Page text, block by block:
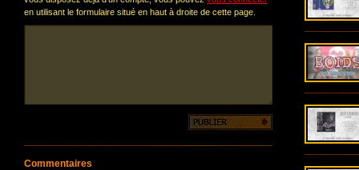
en utilisant le formulaire situé en haut à droite de cette page.
Commentaires